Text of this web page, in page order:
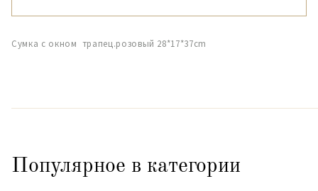
Сумка с окном трапец.розовый 28*17*37cm
Популярное в категории